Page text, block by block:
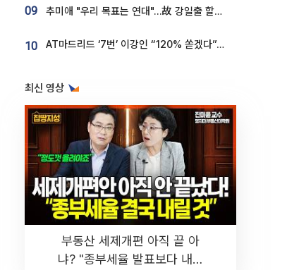
09 추미애 "우리 목표는 연대"…故 강일출 할머니 흉상 제막
10 AT마드리드 ‘7번’ 이강인 “120% 쏟겠다”⋯시메오네 감독 “필요한 선수”
최신 영상
부동산 세제개편 아직 끝 아
냐? "종부세율 발표보다 내릴